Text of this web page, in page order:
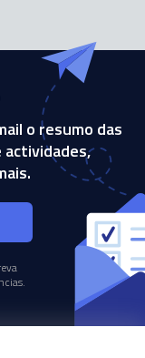
o resumo das